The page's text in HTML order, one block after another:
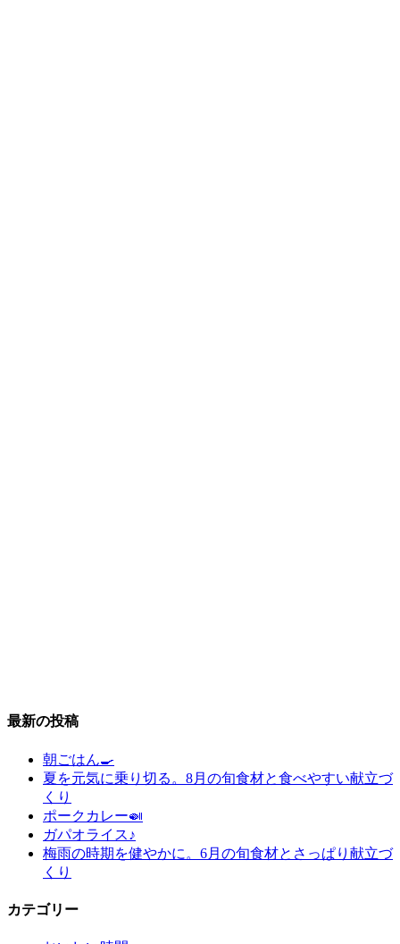
最新の投稿
朝ごはん🍳
夏を元気に乗り切る。8月の旬食材と食べやすい献立づ
くり
ポークカレー🍛
ガパオライス♪
梅雨の時期を健やかに。6月の旬食材とさっぱり献立づ
くり
カテゴリー